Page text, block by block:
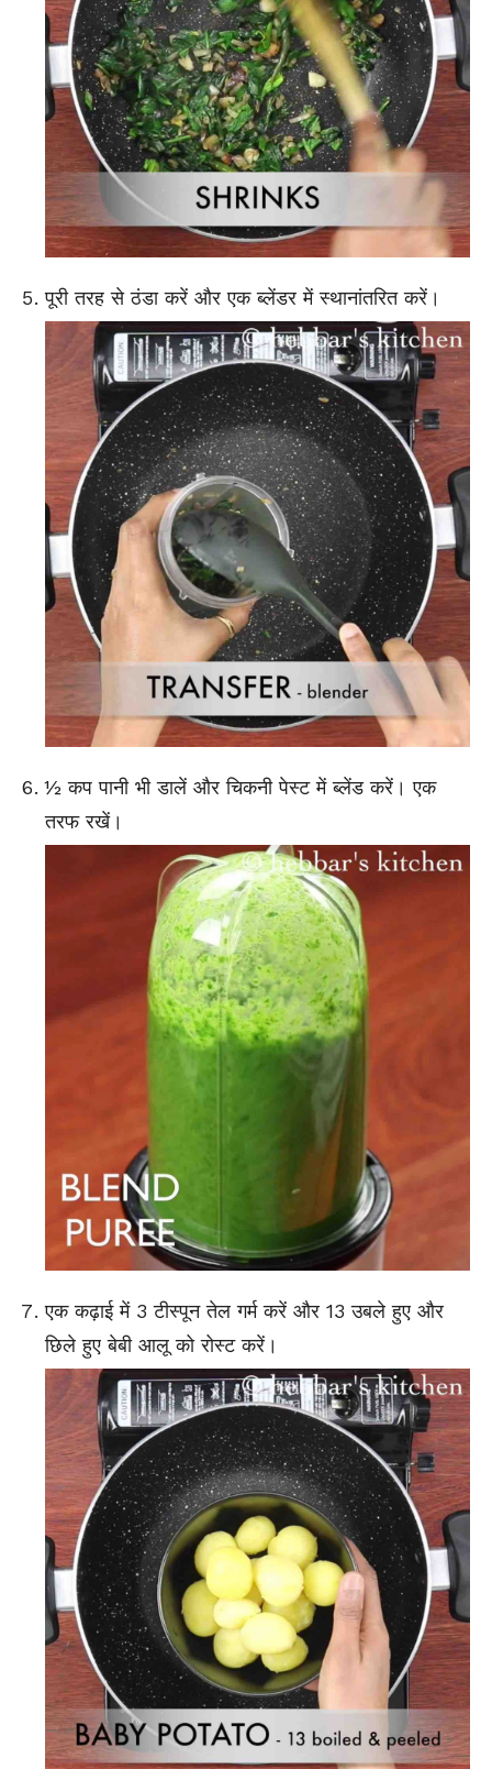
पूरी तरह से ठंडा करें और एक ब्लेंडर में स्थानांतरित करें।
½ कप पानी भी डालें और चिकनी पेस्ट में ब्लेंड करें। एक
तरफ रखें।
एक कढ़ाई में 3 टीस्पून तेल गर्म करें और 13 उबले हुए और
छिले हुए बेबी आलू को रोस्ट करें।